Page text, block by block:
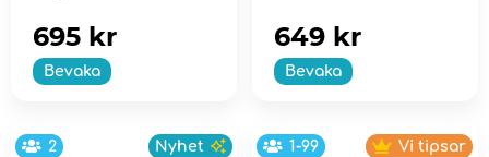
Bevaka
695 kr
Bevaka
649 kr
2 Nyhet 1-99 Vi tipsar